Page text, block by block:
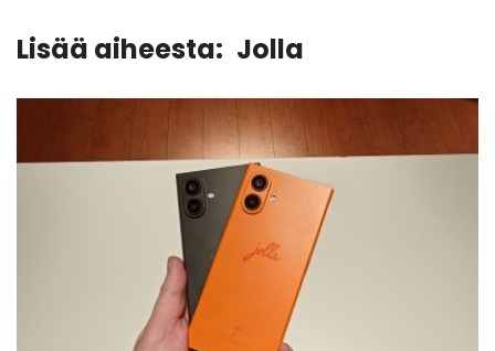
Lisää aiheesta: Jolla